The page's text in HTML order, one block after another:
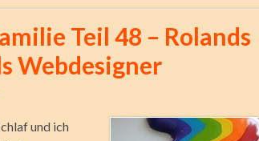
Teil 48 – Rolands
Webdesigner
und ich